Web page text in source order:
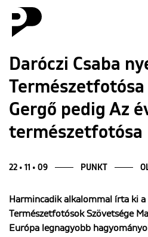
Galéria
Rólunk
Daróczi Csaba
Gergő pedig Az
természetfotósa
22 • 11 • 09 PUNKT
Harmincadik alkalommal írta ki
Természetfotósok Szövetsége
Európa legnagyobb